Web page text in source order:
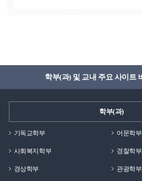
학부(과) 및 교내 주요 사이트
학부(과)
기독교학부 어문학부
사회복지학부 경찰학부
경상학부 관광학부